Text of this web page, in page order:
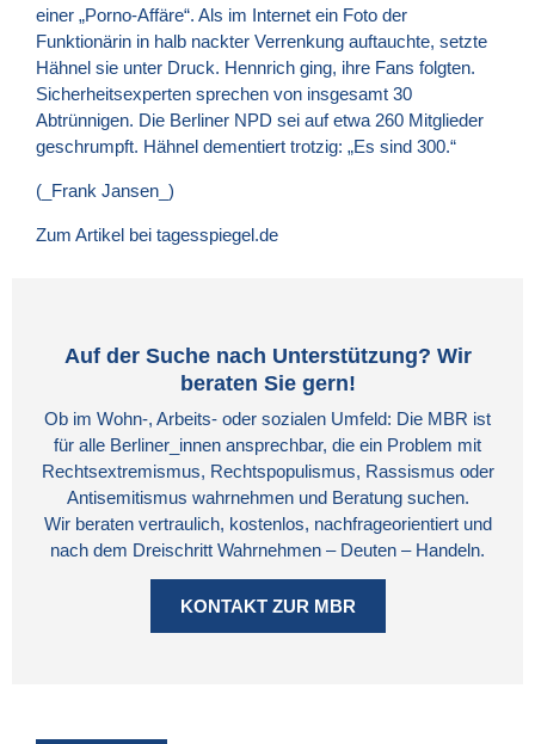
einer „Porno-Affäre“. Als im Internet ein Foto der
Funktionärin in halb nackter Verrenkung auftauchte, setzte
Hähnel sie unter Druck. Hennrich ging, ihre Fans folgten.
Sicherheitsexperten sprechen von insgesamt 30
Abtrünnigen. Die Berliner NPD sei auf etwa 260 Mitglieder
geschrumpft. Hähnel dementiert trotzig: „Es sind 300.“
(_Frank Jansen_)
Zum Artikel bei tagesspiegel.de
Auf der Suche nach Unterstützung? Wir
beraten Sie gern!
Ob im Wohn-, Arbeits- oder sozialen Umfeld: Die MBR ist
für alle Berliner_innen ansprechbar, die ein Problem mit
Rechtsextremismus, Rechtspopulismus, Rassismus oder
Antisemitismus wahrnehmen und Beratung suchen.
Wir beraten vertraulich, kostenlos, nachfrageorientiert und
nach dem Dreischritt Wahrnehmen – Deuten – Handeln.
KONTAKT ZUR MBR